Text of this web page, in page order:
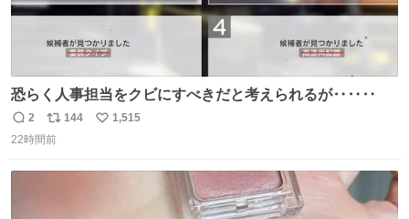
恐らく人事担当をクビにすべきだと考えられるが‥‥‥
返
信
2
リ
ポ
144
い
1,515
22時間前